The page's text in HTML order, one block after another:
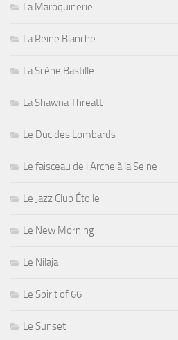
La Maroquinerie
La Reine Blanche
La Scène Bastille
La Shawna Threatt
Le Duc des Lombards
Le faisceau de l'Arche à la Seine
Le Jazz Club Étoile
Le New Morning
Le Nilaja
Le Spirit of 66
Le Sunset